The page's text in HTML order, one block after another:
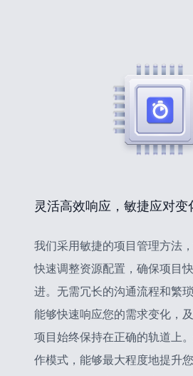
灵活高效响应，敏捷应对变
我们采用敏捷的项目管理方法
快速调整资源配置，确保项目
进。无需冗长的沟通流程和繁
能够快速响应您的需求变化，
项目始终保持在正确的轨道上
作模式，能够最大程度地提升